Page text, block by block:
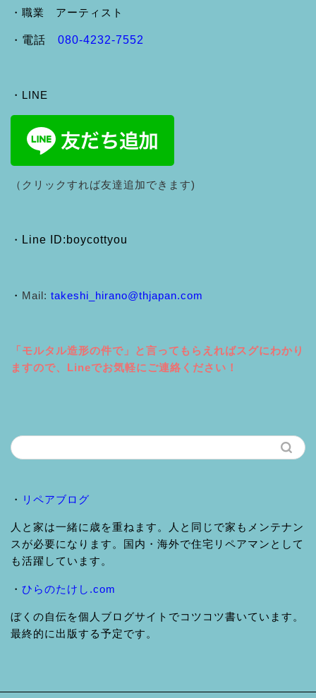
・職業 アーティスト
・ 電話 080-4232-7552
・LINE
（クリックすれば友達追加できます)
・ Line ID:boycottyou
・ Mail: takeshi_hirano@thjapan.com
「モルタル造形の件で」と言ってもらえればスグにわかり
ますので、Lineでお気軽にご連絡ください！
・ リペアブログ
人と家は一緒に歳を重ねます。人と同じで家もメンテナン
スが必要になります。国内・海外で住宅リペアマンとして
も活躍しています。
・ ひらのたけし.com
ぼくの自伝を個人ブログサイトでコツコツ書いています。
最終的に出版する予定です。